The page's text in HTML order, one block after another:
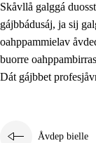
Skåvllå galggá
gájbbádusáj, ja sij
oahppammielav
buorre
Dát gájbbet
Åvdep bielle